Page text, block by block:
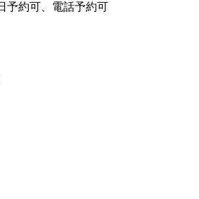
予約可、電話予約可